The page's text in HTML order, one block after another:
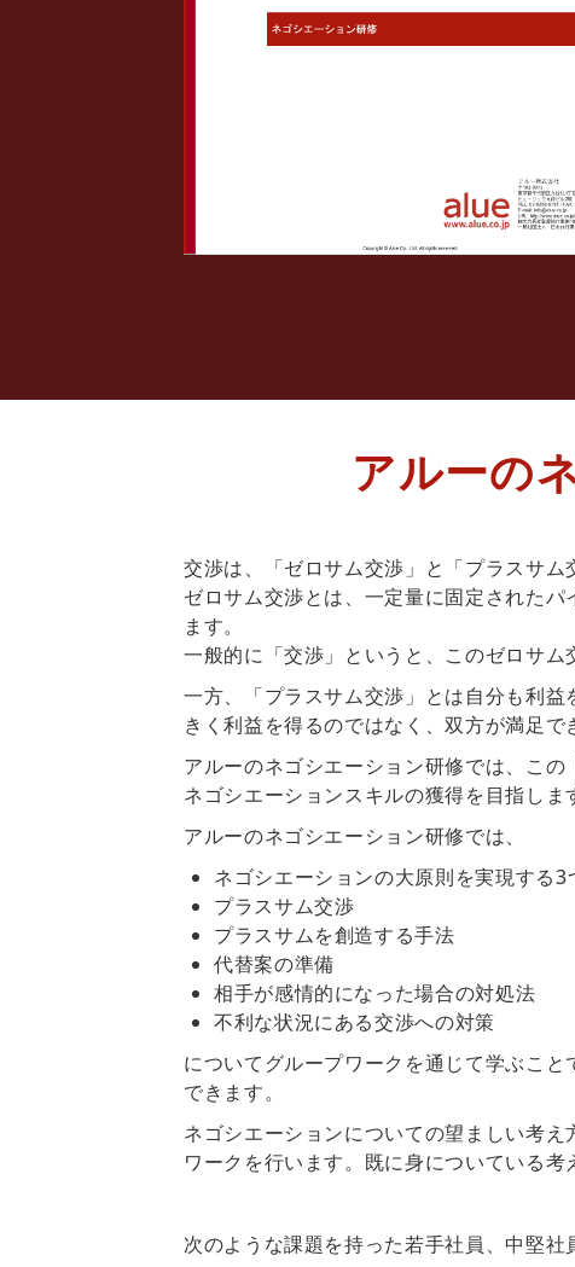
アルーの
交渉は、「ゼロサム交渉」と「プラスサム
ゼロサム交渉とは、一定量に固定された
ます。
一般的に「交渉」というと、このゼロサム
一方、「プラスサム交渉」とは自分も利
きく利益を得るのではなく、双方が満足で
アルーのネゴシエーション研修では、こ
ネゴシエーションスキルの獲得を目指しま
アルーのネゴシエーション研修では、
ネゴシエーションの大原則を実現する3
プラスサム交渉
プラスサムを創造する手法
代替案の準備
相手が感情的になった場合の対処法
不利な状況にある交渉への対策
についてグループワークを通じて学ぶこ
できます。
ネゴシエーションについての望ましい考
ワークを行います。既に身についている
次のような課題を持った若手社員、中堅社